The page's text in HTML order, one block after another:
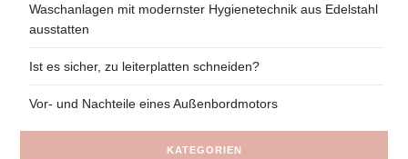
Waschanlagen mit modernster Hygienetechnik aus Edelstahl
ausstatten
Ist es sicher, zu leiterplatten schneiden?
Vor- und Nachteile eines Außenbordmotors
KATEGORIEN